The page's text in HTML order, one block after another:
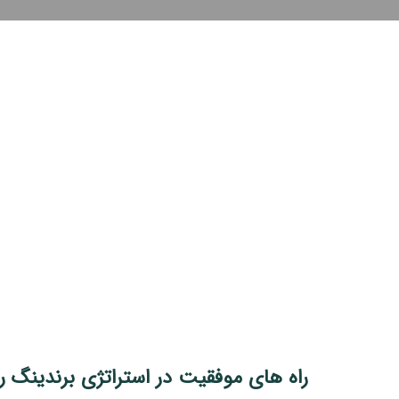
راه های موفقیت در استراتژی برندینگ